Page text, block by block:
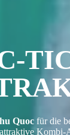
Quoc für die